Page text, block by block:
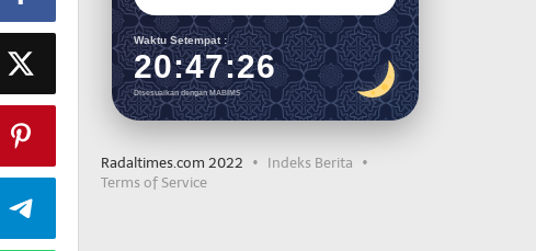
Waktu Setempat :
20:47:27
Disesuaikan dengan MABIMS
Radaltimes.com 2022
Indeks Berita
Terms of Service